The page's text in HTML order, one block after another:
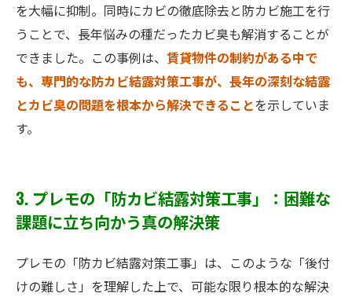
を大幅に抑制。同時にカビの徹底除去と防カビ施工を行
うことで、長年悩みの種だったカビ臭も解消することが
できました。この事例は、 賃貸物件の制約がある中で
も、専門的な防カビ結露対策工事が、長年の深刻な結露
とカビ臭の問題を根本から解決できることを示していま
す。
3. プレモの「防カビ結露対策工事」：困難な
課題に立ち向かう真の解決策
プレモの「防カビ結露対策工事」は、このような「後付
けの難しさ」を理解した上で、可能な限り根本的な解決